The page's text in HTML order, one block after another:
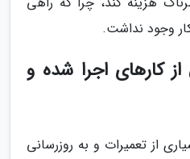
وجود نداشت.
از کارهای اجرا شده و
از تعمیرات و به روزرسانی